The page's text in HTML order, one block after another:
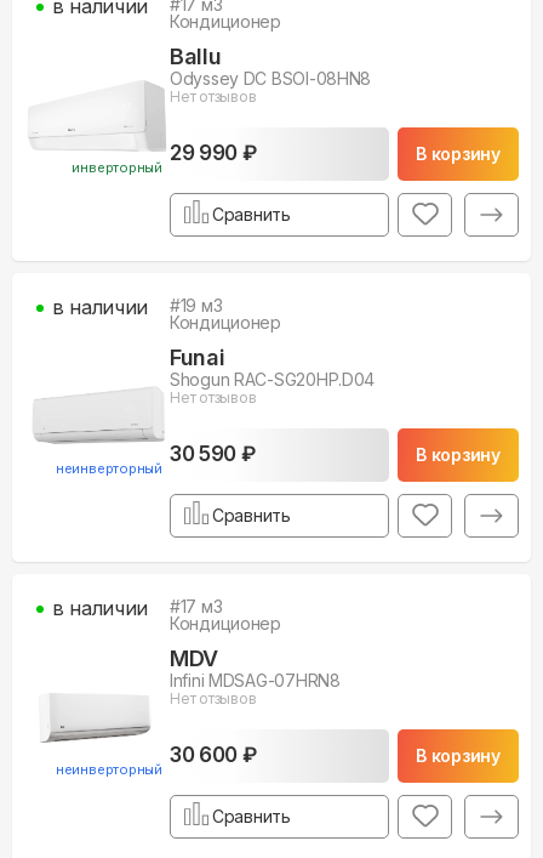
инверторный
Кондиционер
Ballu
Odyssey DC BSOI-08HN8
Нет отзывов
29 990 ₽ В корзину
в наличии
Сравнить
неинверторный
#19 м3
Кондиционер
Funai
Shogun RAC-SG20HP.D04
Нет отзывов
30 590 ₽ В корзину
в наличии
Сравнить
неинверторный
#17 м3
Кондиционер
MDV
Infini MDSAG-07HRN8
Нет отзывов
30 600 ₽ В корзину
в наличии
Сравнить